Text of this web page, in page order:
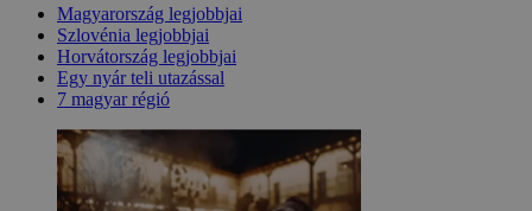
Magyarország legjobbjai
Szlovénia legjobbjai
Horvátország legjobbjai
Egy nyár teli utazással
7 magyar régió